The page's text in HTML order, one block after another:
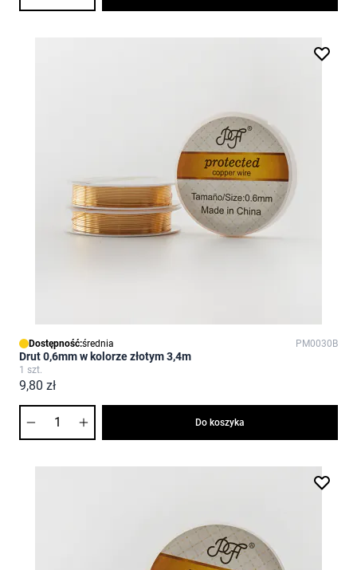
Dostępność:średnia PM0030B
Drut 0,6mm w kolorze złotym 3,4m
1 szt.
9,80 zł
Do koszyka